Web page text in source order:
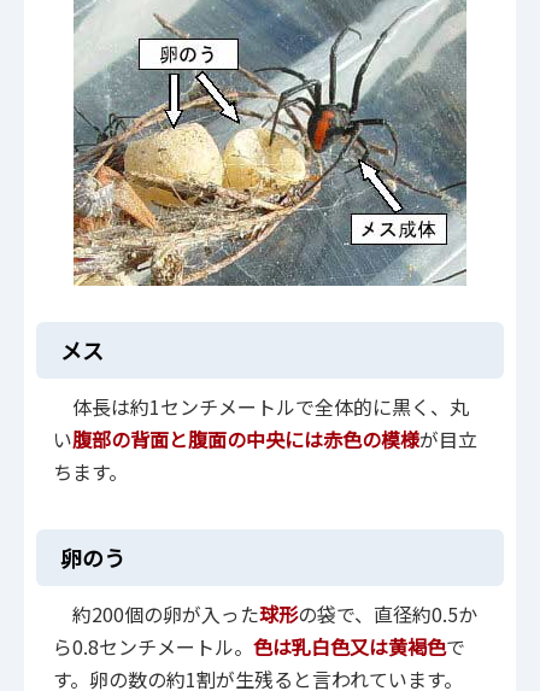
メス
体長は約1センチメートルで全体的に黒く、丸
い腹部の背面と腹面の中央には赤色の模様が目立
ちます。
卵のう
約200個の卵が入った球形の袋で、直径約0.5か
ら0.8センチメートル。 色は乳白色又は黄褐色で
す。卵の数の約1割が生残ると言われています。